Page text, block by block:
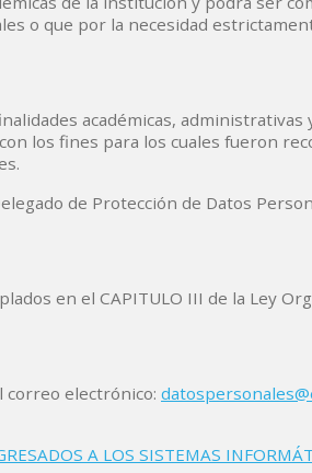
o que por la necesidad
académicas, administrativas
los fines para los cuales fueron
de Protección de Datos
en el CAPITULO III de la Ley
correo electrónico:
A LOS SISTEMAS